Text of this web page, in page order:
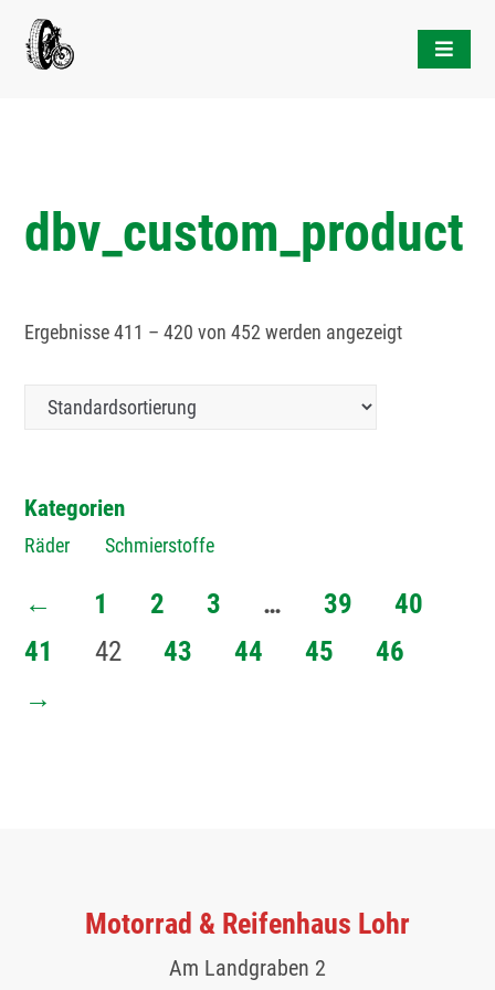
dbv_custom_product
Ergebnisse 411 – 420 von 452 werden angezeigt
Kategorien
Räder Schmierstoffe
← 1 2 3 … 39
40
41
42 43 44 45
46
→
Motorrad & Reifenhaus Lohr
Am Landgraben 2